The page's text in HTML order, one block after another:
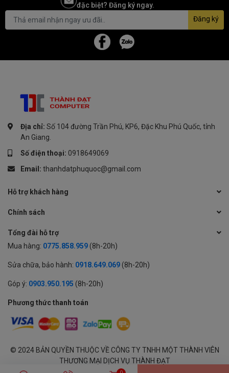
đặc biệt? Đăng ký ngay.
Đăng ký
Địa chỉ: Số 104 đường Trần Phú, KP6, Đặc Khu Phú Quốc, tỉnh
An Giang.
Số điện thoại: 0918649069
Email: thanhdatphuquoc@gmail.com
Hỗ trợ khách hàng
Chính sách
Tổng đài hỗ trợ
Mua hàng: 0775.858.959 (8h-20h)
Sửa chữa, bảo hành: 0918.649.069 (8h-20h)
Góp ý: 0903.950.195 (8h-20h)
Phương thức thanh toán
© 2024 BẢN QUYỀN THUỘC VỀ CÔNG TY TNHH MỘT THÀNH VIÊN
THƯƠNG MẠI DỊCH VỤ THÀNH ĐẠT
GPĐKKD: 1701594843 cấp tại Sở KH & ĐT Tỉnh An Giang | Cung cấp